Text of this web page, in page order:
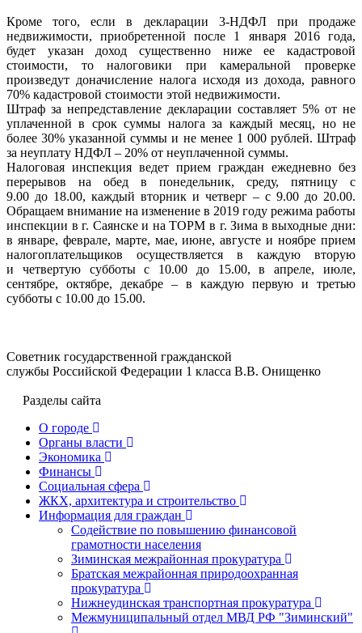
Кроме того, если в декларации 3-НДФЛ при продаже
недвижимости, приобретенной после 1 января 2016 года,
будет указан доход существенно ниже ее кадастровой
стоимости, то налоговики при камеральной проверке
произведут доначисление налога исходя из дохода, равного
70% кадастровой стоимости этой недвижимости.
Штраф за непредставление декларации составляет 5% от не
уплаченной в срок суммы налога за каждый месяц, но не
более 30% указанной суммы и не менее 1 000 рублей. Штраф
за неуплату НДФЛ – 20% от неуплаченной суммы.
Налоговая инспекция ведет прием граждан ежедневно без
перерывов на обед в понедельник, среду, пятницу c
9.00 до 18.00, каждый вторник и четверг – с 9.00 до 20.00.
Обращаем внимание на изменение в 2019 году режима работы
инспекции в г. Саянске и на ТОРМ в г. Зима в выходные дни:
в январе, феврале, марте, мае, июне, августе и ноябре прием
налогоплательщиков осуществляется в каждую вторую
и четвертую субботы с 10.00 до 15.00, в апреле, июле,
сентябре, октябре, декабре – в каждую первую и третью
субботы с 10.00 до 15.00.
Советник государственной гражданской
службы Российской Федерации 1 класса В.В. Онищенко
Разделы сайта
О городе
Органы власти
Экономика
Финансы
Социальная сфера
ЖКХ, архитектура и строительство
Информация для граждан
Содействие по повышению финансовой
грамотности населения
Зиминская межрайонная прокуратура
Братская межрайонная природоохранная
прокуратура
Нижнеудинская транспортная прокуратура
Межмуниципальный отдел МВД РФ "Зиминский"